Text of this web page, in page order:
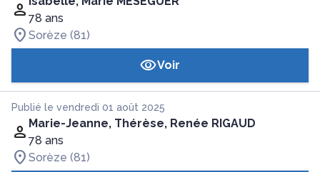
78 ans
Sorèze (81)
Voir
Publié le vendredi 01 août 2025
Marie-Jeanne, Thérèse, Renée RIGAUD
78 ans
Sorèze (81)